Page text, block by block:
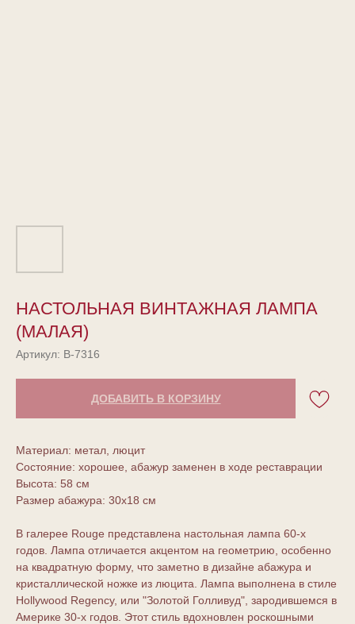
НАСТОЛЬНАЯ ВИНТАЖНАЯ ЛАМПА
(МАЛАЯ)
Артикул: В-7316
ДОБАВИТЬ В КОРЗИНУ
Материал: метал, люцит
Состояние: хорошее, абажур заменен в ходе реставрации
Высота: 58 см
Размер абажура: 30х18 см
В галерее Rouge представлена настольная лампа 60-х
годов. Лампа отличается акцентом на геометрию, особенно
на квадратную форму, что заметно в дизайне абажура и
кристаллической ножке из люцита. Лампа выполнена в стиле
Hollywood Regency, или "Золотой Голливуд", зародившемся в
Америке 30-х годов. Этот стиль вдохновлен роскошными